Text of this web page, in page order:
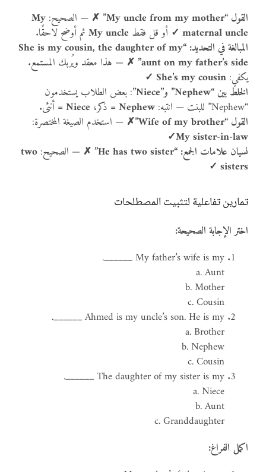
القول “My uncle from my mother” ✗ — الصحيح: My
maternal uncle ✓
أو قل فقط My uncleثم أوضح لاحقًا.
المبالغة في التحديد: “She is my cousin, the daughter of my
aunt on my father’s side” ✗
— هذا معقد ويُربك المستمع.
يكفي: She’s my cousin ✓
الخلط بين “Nephew” و”Niece”
: بعض الطلاب يستخدمون
“Nephew” للبنت — انتبه:
Nephew= ذكر، Niece= أنثى.
القول “Wife of my brother”✗
— استخدم الصيغة المختصرة:
My sister-in-law✓
نسيان علامات الجمع: “He has two sister” ✗
— الصحيح: two
sisters ✓
تمارين تفاعلية لتثبيت المصطلحات
اختر الإجابة الصحيحة:
My father’s wife is my ______.
a. Aunt
b. Mother
c. Cousin
Ahmed is my uncle’s son. He is my ______.
a. Brother
b. Nephew
c. Cousin
The daughter of my sister is my ______.
a. Niece
b. Aunt
c. Granddaughter
اكمل الفراغ: